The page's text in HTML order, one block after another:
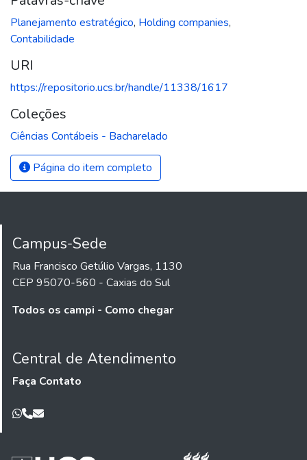
Planejamento estratégico, Holding companies,
Contabilidade
URI
https://repositorio.ucs.br/handle/11338/1617
Coleções
Ciências Contábeis - Bacharelado
Página do item completo
Campus-Sede
Rua Francisco Getúlio Vargas, 1130
CEP 95070-560 - Caxias do Sul
Todos os campi - Como chegar
Central de Atendimento
Faça Contato